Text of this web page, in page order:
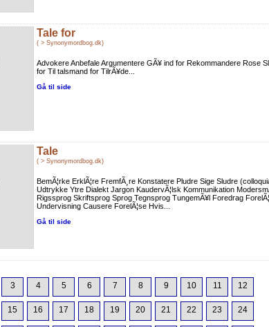
Tale for
( > Synonymordbog.dk)
Advokere Anbefale Argumentere GÃ¥ ind for Rekommandere Rose
for Til talsmand for TilrÃ¥de...
Gå til side
Tale
( > Synonymordbog.dk)
BemÃ¦rke ErklÃ¦re FremfÃ¸re Konstatere Pludre Sige Sludre
Udtrykke Ytre Dialekt Jargon KaudervÃ¦lsk Kommunikation
Rigssprog Skriftsprog Sprog Tegnsprog TungemÃ¥l Foredrag
Undervisning Causere ForelÃ¦se Hvis...
Gå til side
3 4 5 6 7 8 9 10 11 12
15 16 17 18 19 20 21 22 23 24